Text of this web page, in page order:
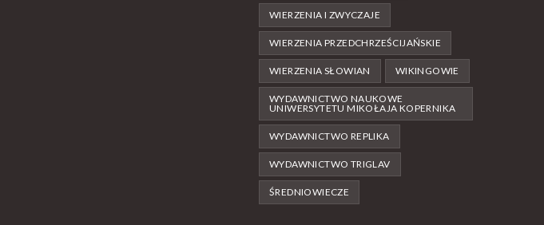
WIERZENIA I ZWYCZAJE
WIERZENIA PRZEDCHRZEŚCIJAŃSKIE
WIERZENIA SŁOWIAN WIKINGOWIE
WYDAWNICTWO NAUKOWE
UNIWERSYTETU MIKOŁAJA KOPERNIKA
WYDAWNICTWO REPLIKA
WYDAWNICTWO TRIGLAV
ŚREDNIOWIECZE